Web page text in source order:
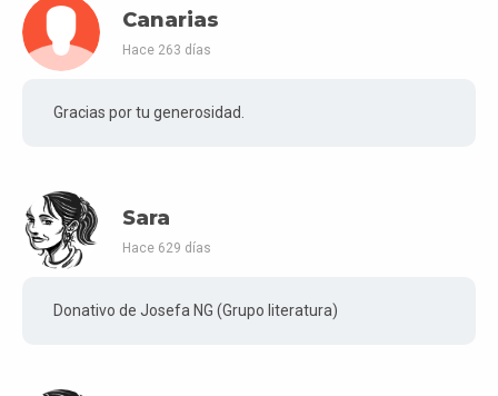
Canarias
Hace 263 días
Gracias por tu generosidad.
Sara
Hace 629 días
Donativo de Josefa NG (Grupo literatura)